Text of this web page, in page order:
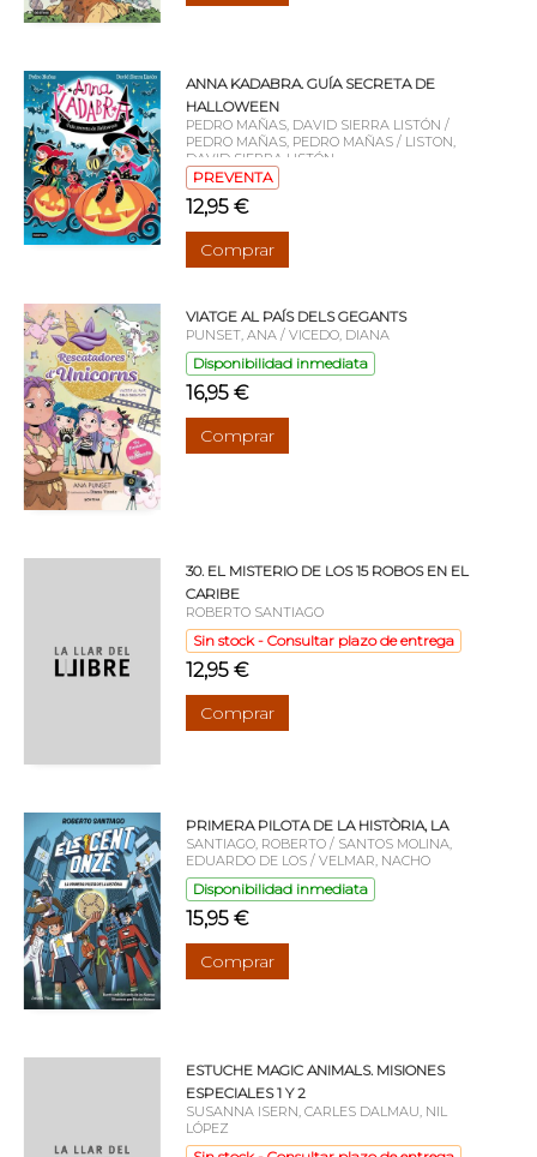
ANNA KADABRA. GUÍA SECRETA DE
HALLOWEEN
PEDRO MAÑAS, DAVID SIERRA LISTÓN /
PEDRO MAÑAS, PEDRO MAÑAS / LISTON,
DAVID SIERRA LISTÓN
PREVENTA
12,95 €
Comprar
VIATGE AL PAÍS DELS GEGANTS
PUNSET, ANA / VICEDO, DIANA
Disponibilidad inmediata
16,95 €
Comprar
30. EL MISTERIO DE LOS 15 ROBOS EN EL
CARIBE
ROBERTO SANTIAGO
Sin stock - Consultar plazo de entrega
12,95 €
Comprar
PRIMERA PILOTA DE LA HISTÒRIA, LA
SANTIAGO, ROBERTO / SANTOS MOLINA,
EDUARDO DE LOS / VELMAR, NACHO
Disponibilidad inmediata
15,95 €
Comprar
ESTUCHE MAGIC ANIMALS. MISIONES
ESPECIALES 1 Y 2
SUSANNA ISERN, CARLES DALMAU, NIL
LÓPEZ